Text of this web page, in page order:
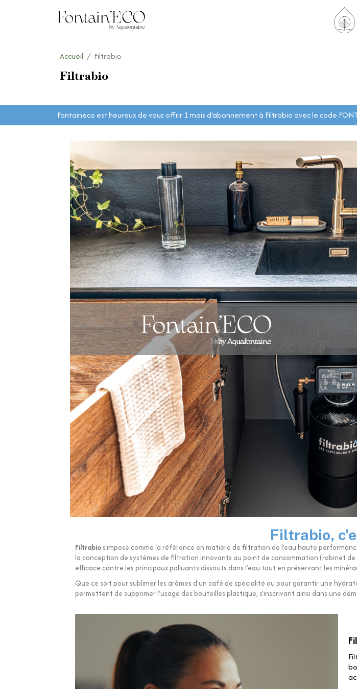
Accueil Filtrabio
Filtrabio
Fontaineco est heureux de vous offrir 1 mois d'abonnement à Filtrabio avec le code
Filtrabio,
Filtrabio s'impose comme la référence en matière de filtration de l'eau haute
la conception de systèmes de filtration innovants au point de consommation (robinet
efficace contre les principaux polluants dissouts dans l’eau tout en préservant les
Que ce soit pour sublimer les arômes d'un café de spécialité ou pour garantir une
permettent de supprimer l'usage des bouteilles plastique, s'inscrivant ainsi dans une